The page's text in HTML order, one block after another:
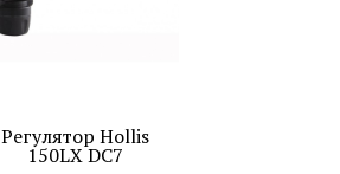
Регулятор Hollis
150LX DC7